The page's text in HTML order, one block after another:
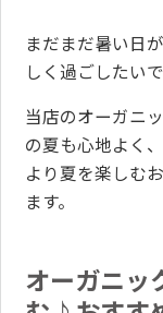
まだまだ暑い日
しく過ごしたいで
当店のオーガニ
の夏も心地よく、
より夏を楽しむ
ます。
オーガニッ